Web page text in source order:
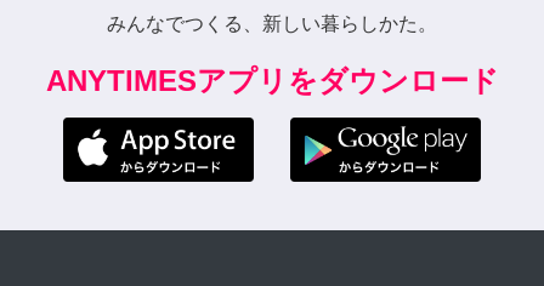
みんなでつくる、新しい暮らしかた。
ANYTIMESアプリをダウンロード